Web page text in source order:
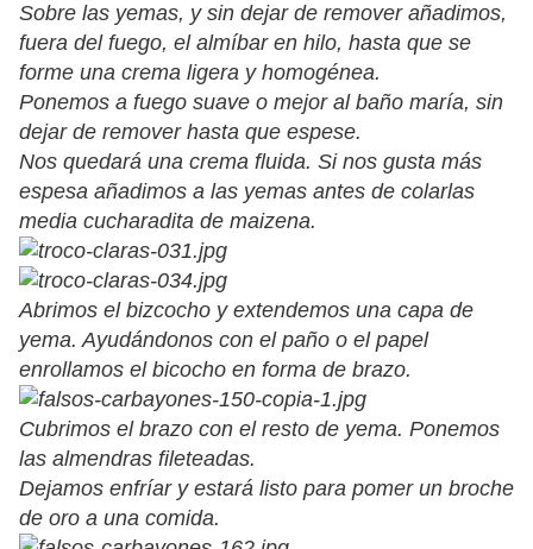
Sobre las yemas, y sin dejar de remover añadimos,
fuera del fuego, el almíbar en hilo, hasta que se
forme una crema ligera y homogénea.
Ponemos a fuego suave o mejor al baño maría, sin
dejar de remover hasta que espese.
Nos quedará una crema fluida. Si nos gusta más
espesa añadimos a las yemas antes de colarlas
media cucharadita de maizena.
Abrimos el bizcocho y extendemos una capa de
yema. Ayudándonos con el paño o el papel
enrollamos el bicocho en forma de brazo.
Cubrimos el brazo con el resto de yema. Ponemos
las almendras fileteadas.
Dejamos enfríar y estará listo para pomer un broche
de oro a una comida.